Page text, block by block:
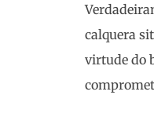
calquera
virtude do